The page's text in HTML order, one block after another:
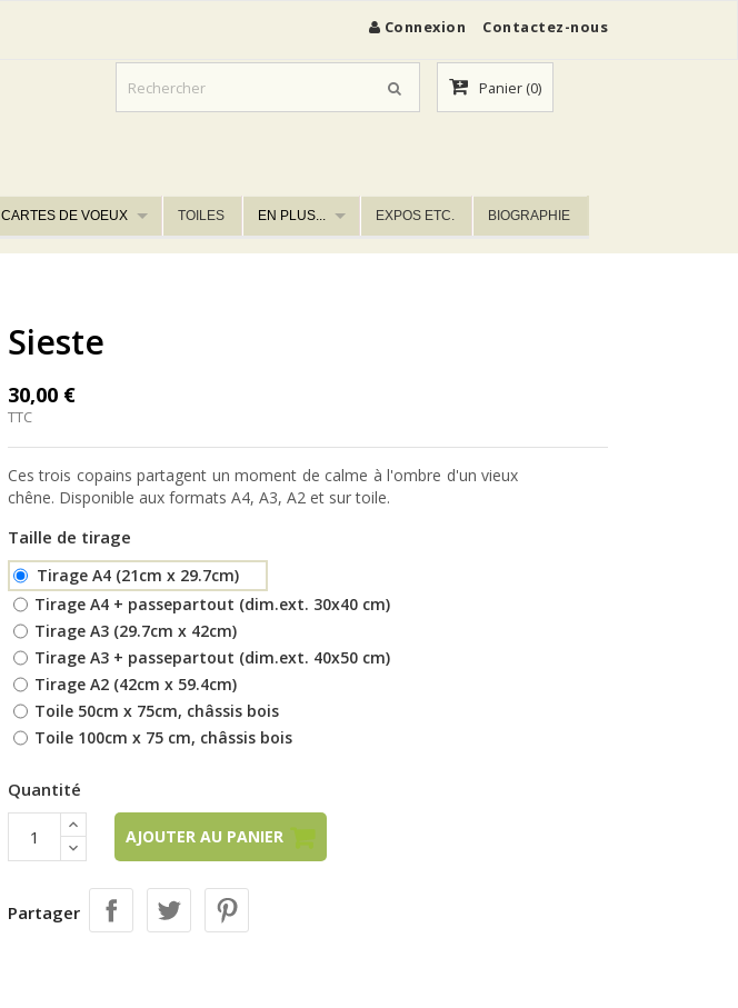
Connexion Contactez-nous
Panier (0)
CARTES DE VOEUX TOILES EN PLUS... EXPOS ETC. BIOGRAPHIE
Sieste
30,00 €
TTC
Ces trois copains partagent un moment de calme à l'ombre d'un vieux
chêne. Disponible aux formats A4, A3, A2 et sur toile.
Taille de tirage
Tirage A4 (21cm x 29.7cm)
Tirage A4 + passepartout (dim.ext. 30x40 cm)
Tirage A3 (29.7cm x 42cm)
Tirage A3 + passepartout (dim.ext. 40x50 cm)
Tirage A2 (42cm x 59.4cm)
Toile 50cm x 75cm, châssis bois
Toile 100cm x 75 cm, châssis bois
Quantité
AJOUTER AU PANIER
Partager